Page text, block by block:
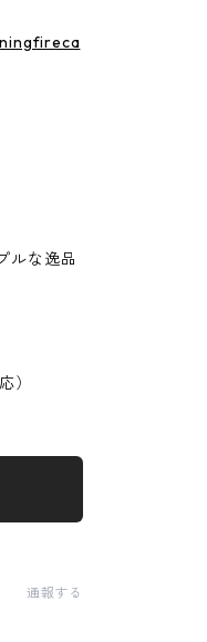
ルな逸品
）
通報する